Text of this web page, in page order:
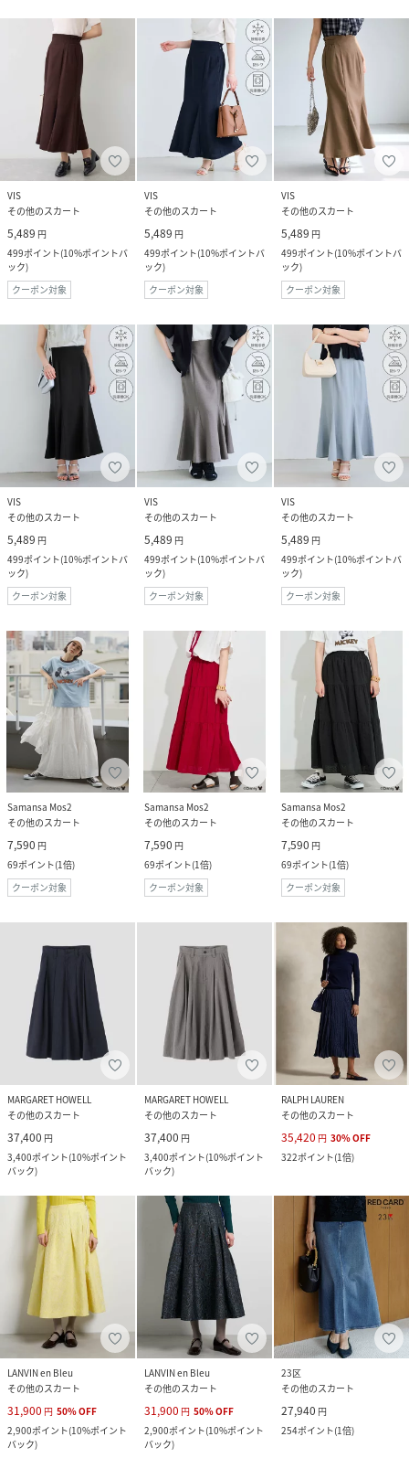
VIS
その他のスカート
5,489 円
499ポイント(10%ポイントバ
ック)
クーポン対象
VIS
その他のスカート
5,489 円
499ポイント(10%ポイントバ
ック)
クーポン対象
VIS
その他のスカート
5,489 円
499ポイント(10%ポイントバ
ック)
クーポン対象
VIS
その他のスカート
5,489 円
499ポイント(10%ポイントバ
ック)
クーポン対象
VIS
その他のスカート
5,489 円
499ポイント(10%ポイントバ
ック)
クーポン対象
VIS
その他のスカート
5,489 円
499ポイント(10%ポイントバ
ック)
クーポン対象
Samansa Mos2
その他のスカート
7,590 円
69ポイント(1倍)
クーポン対象
Samansa Mos2
その他のスカート
7,590 円
69ポイント(1倍)
クーポン対象
Samansa Mos2
その他のスカート
7,590 円
69ポイント(1倍)
クーポン対象
MARGARET HOWELL
その他のスカート
37,400 円
3,400ポイント(10%ポイント
バック)
MARGARET HOWELL
その他のスカート
37,400 円
3,400ポイント(10%ポイント
バック)
RALPH LAUREN
その他のスカート
35,420 円 30%OFF
322ポイント(1倍)
LANVIN en Bleu
その他のスカート
31,900 円 50%OFF
2,900ポイント(10%ポイント
バック)
LANVIN en Bleu
その他のスカート
31,900 円 50%OFF
2,900ポイント(10%ポイント
バック)
23区
その他のスカート
27,940 円
254ポイント(1倍)